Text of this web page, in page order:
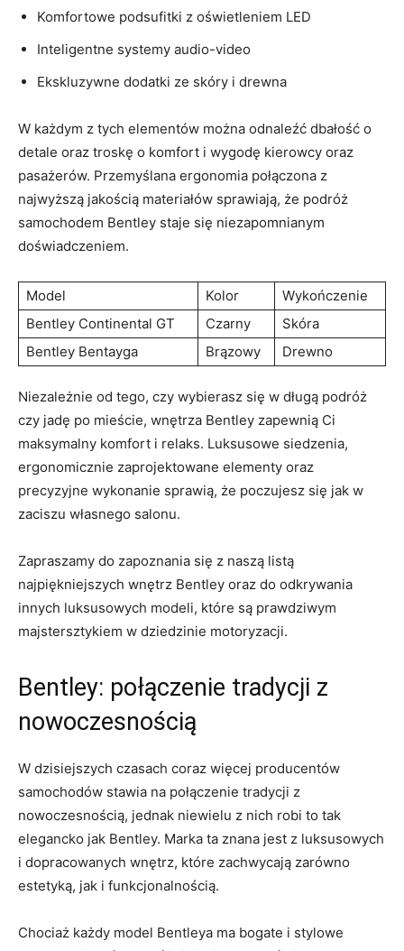
Komfortowe podsufitki⁤ z oświetleniem LED
Inteligentne systemy ‍audio-video
Ekskluzywne dodatki ze skóry i drewna
W każdym z tych elementów można odnaleźć dbałość o
⁤detale oraz troskę⁢ o komfort⁤ i wygodę kierowcy oraz
pasażerów.​ Przemyślana ergonomia połączona ⁤z
najwyższą jakością materiałów sprawiają,⁣ że podróż
samochodem Bentley staje się niezapomnianym⁣
doświadczeniem.
Model Kolor
Wykończenie
Bentley Continental GT
Czarny
Skóra
Bentley Bentayga
Brązowy Drewno
Niezależnie⁢ od tego, czy wybierasz⁤ się w długą podróż
czy jadę po mieście, wnętrza Bentley⁣ zapewnią ​Ci
maksymalny komfort i relaks. Luksusowe siedzenia,
ergonomicznie zaprojektowane elementy oraz⁤
precyzyjne wykonanie sprawią, że poczujesz się ⁤jak w⁤
zaciszu własnego salonu.
Zapraszamy do ⁣zapoznania się z ‌naszą listą
⁣najpiękniejszych wnętrz Bentley oraz do odkrywania
innych⁤ luksusowych ​modeli, które‍ są prawdziwym
majstersztykiem w dziedzinie ‍motoryzacji.
Bentley: połączenie tradycji z
nowoczesnością
W dzisiejszych czasach ⁣coraz⁢ więcej producentów
samochodów stawia ​na połączenie tradycji z
nowoczesnością,‌ jednak‍ niewielu‌ z nich ⁣robi to tak
elegancko jak Bentley. Marka ⁤ta znana jest z luksusowych
i ⁤dopracowanych‍ wnętrz, które⁣ zachwycają zarówno
estetyką, jak ⁣i funkcjonalnością.
Chociaż⁢ każdy model‌ Bentleya ‍ma⁢ bogate i stylowe